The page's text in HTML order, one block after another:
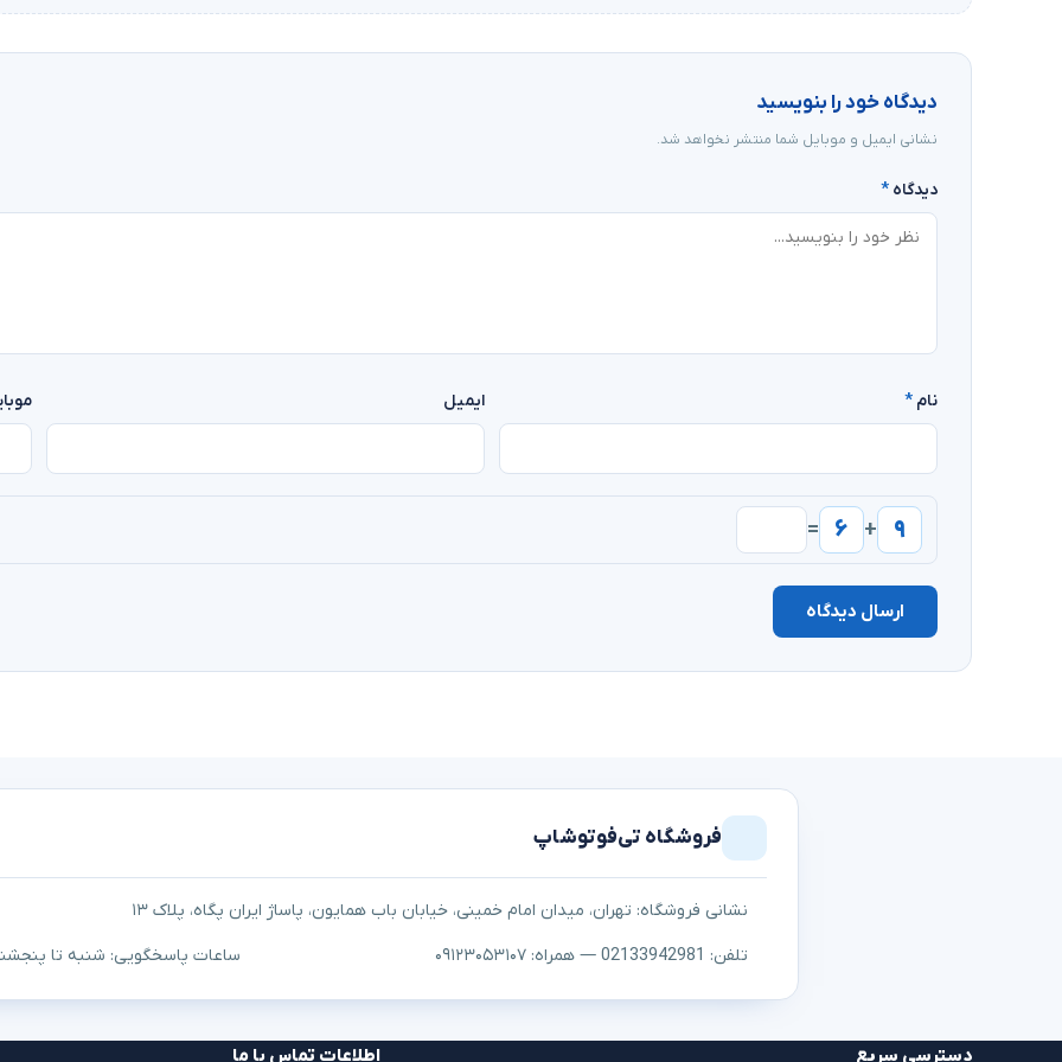
دیدگاه خود را بنویسید
نشانی ایمیل و موبایل شما منتشر نخواهد شد.
دیدگاه *
نام * ایمیل
۹ + ۶ =
ارسال دیدگاه
فروشگاه تی‌فوتوشاپ
نشانی فروشگاه: تهران، میدان امام خمینی، خیابان باب همایون، پاساژ ایران پگاه، پلاک ۱۳
تلفن: 02133942981 — همراه: ۰۹۱۲۳۰۵۳۱۰۷
ساعات پاسخگویی: شنبه تا پنجشنبه ۱۰ صبح تا
دسترسی سریع اطلاعات تماس با ما